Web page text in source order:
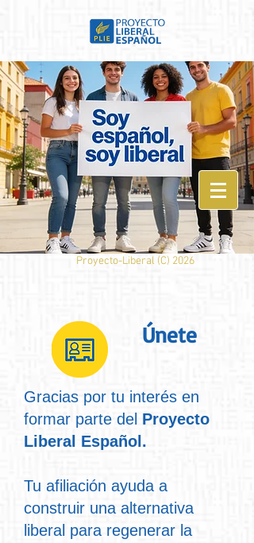
Proyecto-Liberal (C) 2026
Únete
Gracias por tu interés en
formar parte del Proyecto
Liberal Español.
Tu afiliación ayuda a
construir una alternativa
liberal para regenerar la